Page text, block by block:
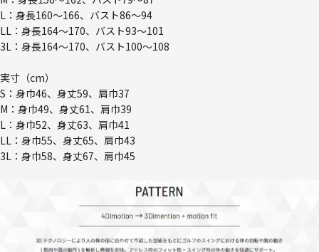
L：身長160～166、バスト86～94
LL：身長164～170、バスト93～101
3L：身長164～170、バスト100～108
実寸（cm）
S：身巾46、身丈59、肩巾37
M：身巾49、身丈61、肩巾39
L：身巾52、身丈63、肩巾41
LL：身巾55、身丈65、肩巾43
3L：身巾58、身丈67、肩巾45